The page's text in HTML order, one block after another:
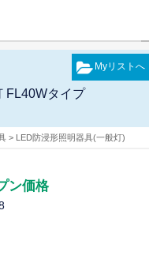
道路・トンネル・防犯用照明 > LED防浸形照明器具 > LED防浸形照明器具(一般灯)
ン価格